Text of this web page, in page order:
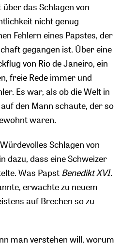
das Schlagen von
nicht genug
Fehlern eines Papstes, der
gegangen ist. Über eine
von Rio de Janeiro, ein
freie Rede immer und
Es war, als ob die Welt in
den Mann schaute, der so
waren.
Schlagen von
dazu, dass eine Schweizer
Was Papst Benedikt XVI.
erwachte zu neuem
auf Brechen so zu
man verstehen will, worum